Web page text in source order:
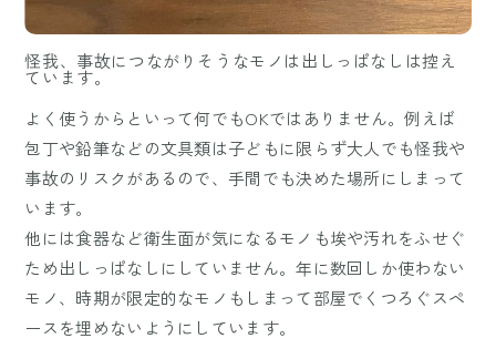
怪我、事故につながりそうなモノは出しっぱなしは控え
ています。
よく使うからといって何でもOKではありません。例えば
包丁や鉛筆などの文具類は子どもに限らず大人でも怪我や
事故のリスクがあるので、手間でも決めた場所にしまって
います。
他には食器など衛生面が気になるモノも埃や汚れをふせぐ
ため出しっぱなしにしていません。年に数回しか使わない
モノ、時期が限定的なモノもしまって部屋でくつろぐスペ
ースを埋めないようにしています。